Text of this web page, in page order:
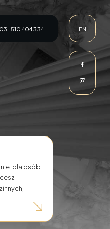
510 404 334 EN
dla osób